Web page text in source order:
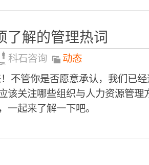
了解的管理热词
科石咨询
动态
不管你是否愿意承认，我们已
该关注哪些组织与人力资源管理
一起来了解一下吧。